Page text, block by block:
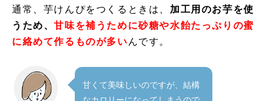
通常、芋けんぴをつくるときは、 加工用のお芋を使
うため、甘味を補うために砂糖や水飴たっぷりの蜜
に絡めて作るものが多いんです。
甘くて美味しいのですが、結構